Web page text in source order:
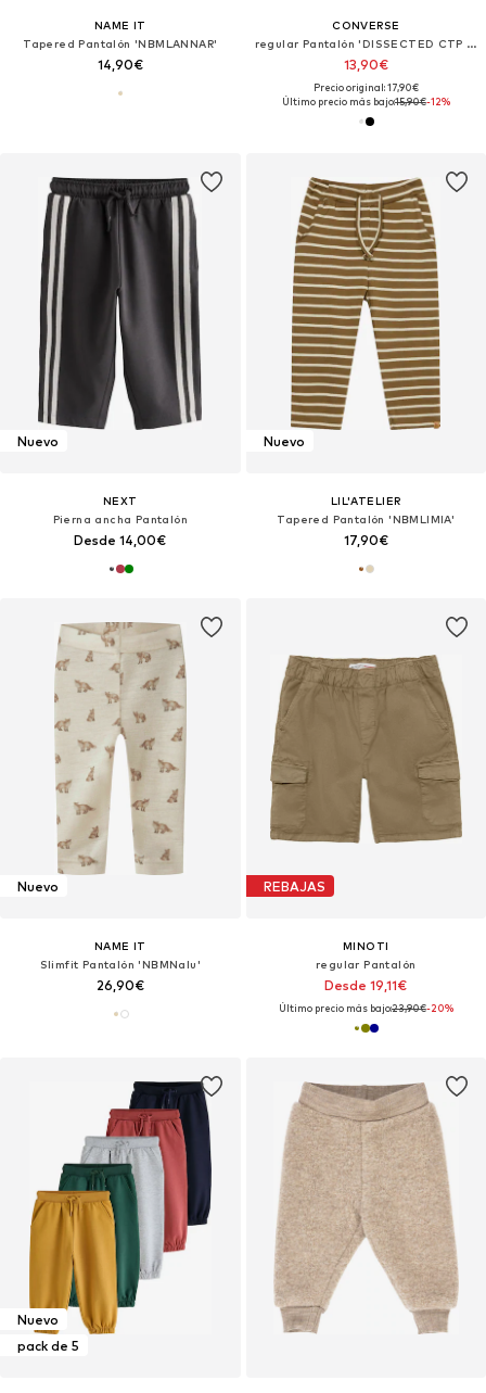
NAME IT
Tapered Pantalón 'NBMLANNAR'
14,90€
CONVERSE
regular Pantalón 'DISSECTED CTP CORE'
13,90€
Precio original: 17,90€
Último precio más bajo:15,90€-12%
Nuevo
NEXT
Pierna ancha Pantalón
Desde 14,00€
Nuevo
LIL'ATELIER
Tapered Pantalón 'NBMLIMIA'
17,90€
Nuevo
NAME IT
Slimfit Pantalón 'NBMNalu'
26,90€
REBAJAS
MINOTI
regular Pantalón
Desde 19,11€
Último precio más bajo:23,90€-20%
Nuevo
pack de 5